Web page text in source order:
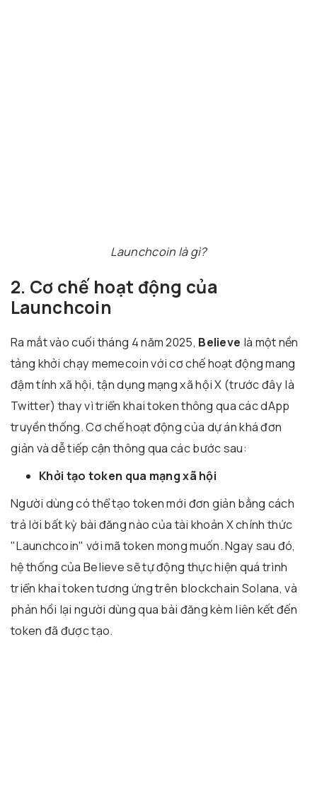
Launchcoin là gì?
2. Cơ chế hoạt động của
Launchcoin
Ra mắt vào cuối tháng 4 năm 2025, Believe là một nền
tảng khởi chạy memecoin với cơ chế hoạt động mang
đậm tính xã hội, tận dụng mạng xã hội X (trước đây là
Twitter) thay vì triển khai token thông qua các dApp
truyền thống. Cơ chế hoạt động của dự án khá đơn
giản và dễ tiếp cận thông qua các bước sau:
Khởi tạo token qua mạng xã hội
Người dùng có thể tạo token mới đơn giản bằng cách
trả lời bất kỳ bài đăng nào của tài khoản X chính thức
"Launchcoin" với mã token mong muốn. Ngay sau đó,
hệ thống của Believe sẽ tự động thực hiện quá trình
triển khai token tương ứng trên blockchain Solana, và
phản hồi lại người dùng qua bài đăng kèm liên kết đến
token đã được tạo.